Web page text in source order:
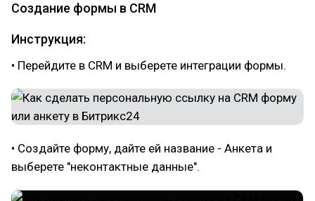
Создание формы в CRM
Инструкция:
• Перейдите в CRM и выберете интеграции формы.
• Создайте форму, дайте ей название - Анкета и
выберете "неконтактные данные".